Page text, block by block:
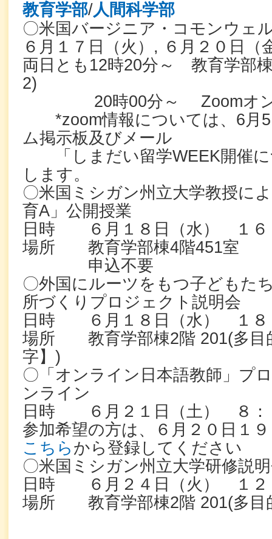
教育学部/人間科学部
〇米国バージニア・コモンウェ
６月１７日（火）, ６月２０日（
両日とも12時20分～ 教育学部
2)
20時00分～ Zoomオン
*zoom情報については、6月5
ム掲示板及びメール
「しまだい留学WEEK開催に
します。
〇米国ミシガン州立大学教授に
育A」公開授業
日時 ６月１８日（水） １６
場所 教育学部棟4階451室
申込不要
〇外国にルーツをもつ子どもた
所づくりプロジェクト説明会
日時 ６月１８日（水） １８
場所 教育学部棟2階 201(多目
字】)
〇「オンライン日本語教師」プ
ンライン
日時 ６月２１日（土） ８：
参加希望の方は、６月２０日１
こちら から登録してください
〇米国ミシガン州立大学研修説
日時 ６月２４日（火） １２
場所 教育学部棟2階 201(多目